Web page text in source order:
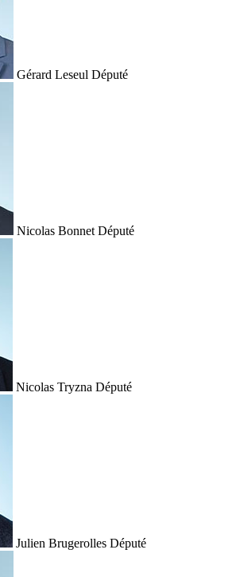
Gérard Leseul Député
Nicolas Bonnet Député
Nicolas Tryzna Député
Julien Brugerolles Député